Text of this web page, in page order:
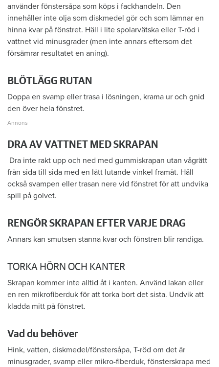
använder fönstersåpa som köps i fackhandeln. Den
innehåller inte olja som diskmedel gör och som lämnar en
hinna kvar på fönstret. Häll i lite spolarvätska eller T-röd i
vattnet vid minusgrader (men inte annars eftersom det
försämrar resultatet en aning).
BLÖTLÄGG RUTAN
Doppa en svamp eller trasa i lösningen, krama ur och gnid
den över hela fönstret.
DRA AV VATTNET MED SKRAPAN
Dra inte rakt upp och ned med gummiskrapan utan vågrätt
från sida till sida med en lätt lutande vinkel framåt. Håll
också svampen eller trasan nere vid fönstret för att undvika
spill på golvet.
RENGÖR SKRAPAN EFTER VARJE DRAG
Annars kan smutsen stanna kvar och fönstren blir randiga.
TORKA HÖRN OCH KANTER
Skrapan kommer inte alltid åt i kanten. Använd lakan eller
en ren mikrofiberduk för att torka bort det sista. Undvik att
kladda mitt på fönstret.
Vad du behöver
Hink, vatten, diskmedel/fönstersåpa, T-röd om det är
minusgrader, svamp eller mikro-fiberduk, fönsterskrapa med